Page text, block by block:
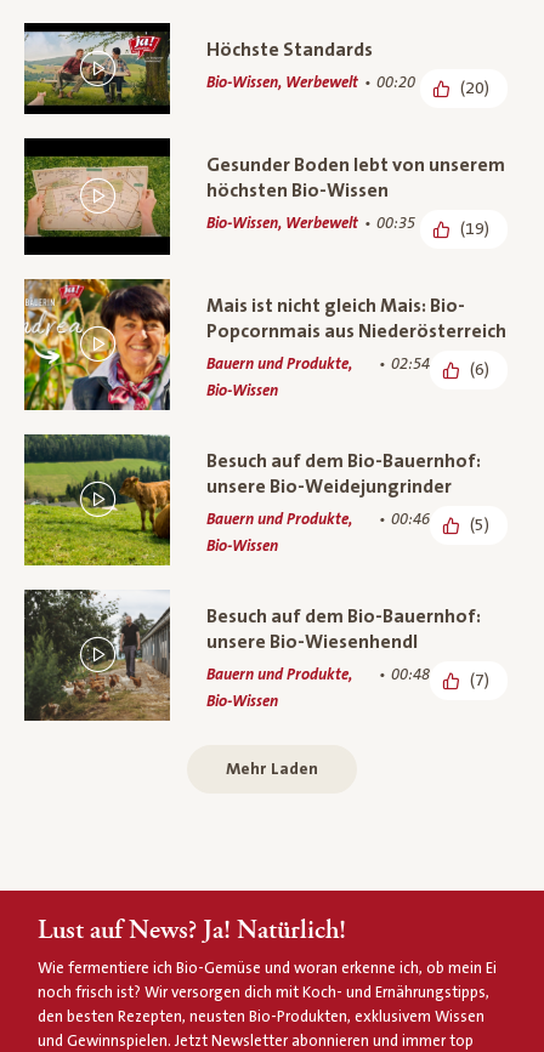
Höchste Standards
Bio-Wissen, Werbewelt 00:20 (20)
Gesunder Boden lebt von unserem
höchsten Bio-Wissen
Bio-Wissen, Werbewelt 00:35 (19)
Mais ist nicht gleich Mais: Bio-
Popcornmais aus Niederösterreich
Bauern und Produkte,
Bio-Wissen
02:54 (6)
Besuch auf dem Bio-Bauernhof:
unsere Bio-Weidejungrinder
Bauern und Produkte,
Bio-Wissen
00:46 (5)
Besuch auf dem Bio-Bauernhof:
unsere Bio-Wiesenhendl
Bauern und Produkte,
Bio-Wissen
00:48 (7)
Mehr Laden
Lust auf News? Ja! Natürlich!
Wie fermentiere ich Bio-Gemüse und woran erkenne ich, ob mein Ei
noch frisch ist? Wir versorgen dich mit Koch- und Ernährungstipps,
den besten Rezepten, neusten Bio-Produkten, exklusivem Wissen
und Gewinnspielen. Jetzt Newsletter abonnieren und immer top